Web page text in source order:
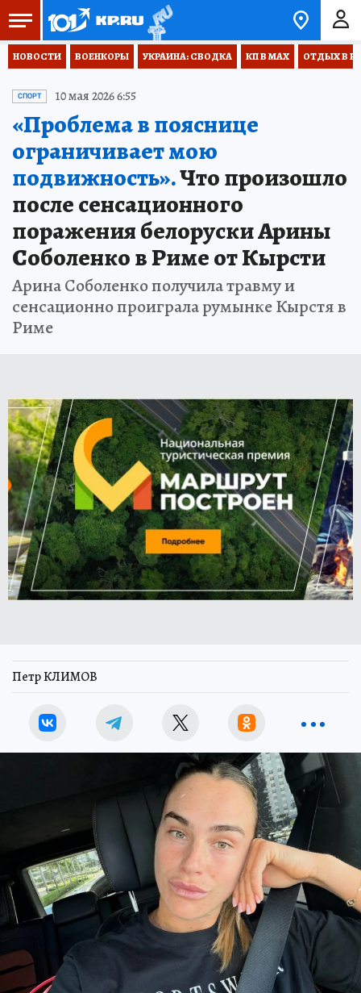
НОВОСТИ ВОЕНКОРЫ УКРАИНА: СВОДКА КП В МАХ ОТДЫХ В
СПОРТ 10 мая 2026 6:55
«Проблема в пояснице
ограничивает мою
подвижность».Что произошло
после сенсационного
поражения белоруски Арины
Соболенко в Риме от Кырсти
Арина Соболенко получила травму и
сенсационно проиграла румынке Кырстя в
Риме
Петр КЛИМОВ